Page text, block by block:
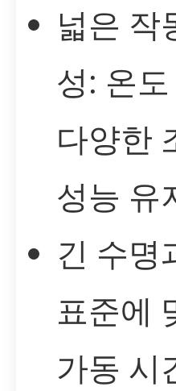
넓은 작
성: 온
다양한
성능 유
긴 수명
표준에
가동 시